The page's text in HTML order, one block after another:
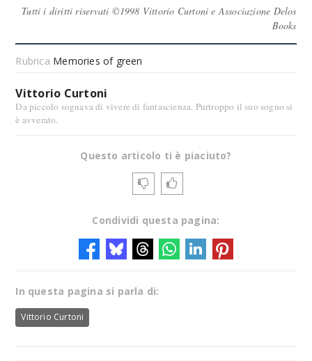
Tutti i diritti riservati ©1998 Vittorio Curtoni e Associazione Delos
Books
Rubrica Memories of green
Vittorio Curtoni
Da piccolo sognava di vivere di fantascienza. Purtroppo il suo sogno si
è avverato.
Questo articolo ti è piaciuto?
Condividi questa pagina:
In questa pagina si parla di:
Vittorio Curtoni